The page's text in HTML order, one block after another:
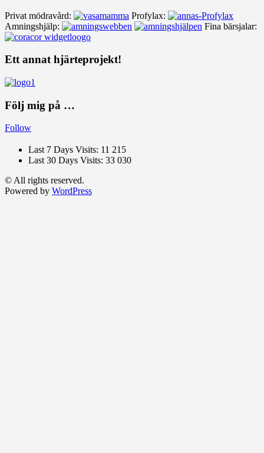
Privat mödravård:
Profylax:
Amningshjälp:
Fina bärsjalar:
Ett annat hjärteprojekt!
Följ mig på …
Follow
Last 7 Days Visits: 11 215
Last 30 Days Visits: 33 030
© All rights reserved.
Powered by WordPress